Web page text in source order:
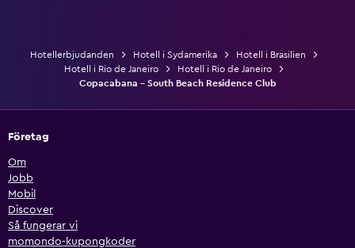
Hotellerbjudanden Hotell i Sydamerika
Hotell i Brasilien
Hotell i Rio de Janeiro
Hotell i Rio de Janeiro
Copacabana - South Beach Residence Club
Företag
Om
Jobb
Mobil
Discover
Så fungerar vi
momondo-kupongkoder